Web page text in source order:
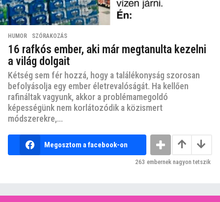
HUMOR ,SZÓRAKOZÁS
16 rafkós ember, aki már megtanulta kezelni
a világ dolgait
Kétség sem fér hozzá, hogy a találékonyság szorosan
befolyásolja egy ember életrevalóságát. Ha kellően
rafináltak vagyunk, akkor a problémamegoldó
képességünk nem korlátozódik a közismert
módszerekre,...
Megosztom a facebook-on
263 embernek nagyon tetszik